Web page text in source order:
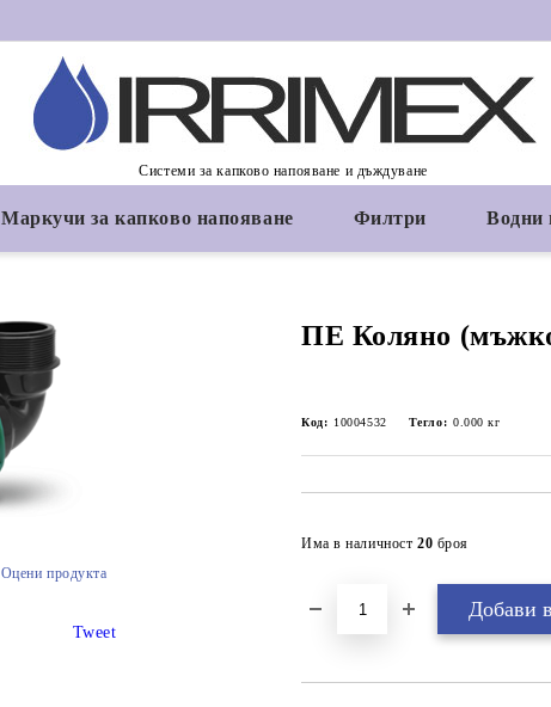
Системи за капково напояване и дъждуване
Маркучи за капково напояване Филтри Водни
ПЕ Коляно
Код: 10004532 Тегло: 0.000 кг
Има в наличност 20 броя
Оцени продукта
Tweet